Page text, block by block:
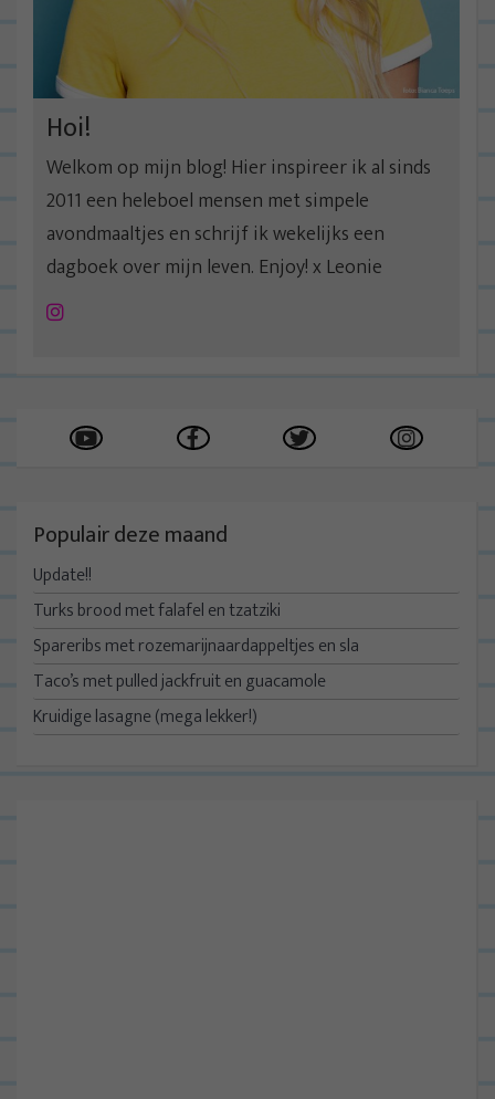
Hoi!
Welkom op mijn blog! Hier inspireer ik al sinds
2011 een heleboel mensen met simpele
avondmaaltjes en schrijf ik wekelijks een
dagboek over mijn leven. Enjoy! x Leonie
Instagram
Populair deze maand
Update!!
Turks brood met falafel en tzatziki
Spareribs met rozemarijnaardappeltjes en sla
Taco’s met pulled jackfruit en guacamole
Kruidige lasagne (mega lekker!)